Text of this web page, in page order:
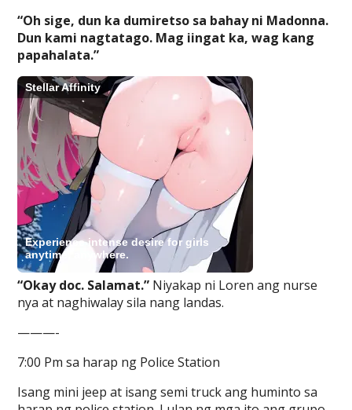
“Oh sige, dun ka dumiretso sa bahay ni Madonna.
Dun kami nagtatago. Mag iingat ka, wag kang
papahalata.”
“Okay doc. Salamat.” Niyakap ni Loren ang nurse
nya at naghiwalay sila nang landas.
———-
7:00 Pm sa harap ng Police Station
Isang mini jeep at isang semi truck ang huminto sa